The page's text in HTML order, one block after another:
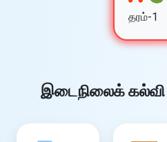
தரம்-1
இடைநிலைக் கல்வி